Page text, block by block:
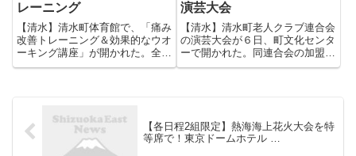
レーニング
【清水】清水町体育館で、「痛み
改善トレーニング＆効果的なウオ
ーキング講座」が開かれた。全日
本スキー連盟公認スキー指導員
演芸大会
【清水】清水町老人クラブ連合会
の演芸大会が６日、町文化センタ
ーで開かれた。同連合会の加盟団
体から約５０人が出演した。 同
【各日程2組限定】熱海海上花火大会を特
等席で！東京ドームホテル …